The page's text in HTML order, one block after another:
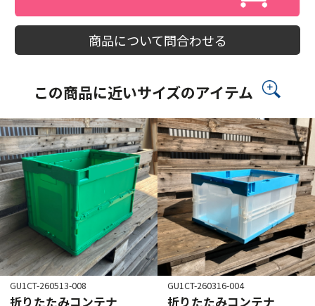
商品について問合わせる
この商品に近いサイズのアイテム
GU1CT-260513-008
折りたたみコンテナ
GU1CT-260316-004
折りたたみコンテナ